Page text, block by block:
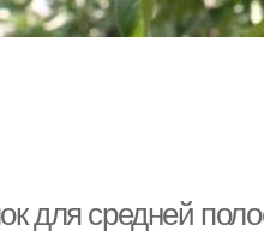
для средней